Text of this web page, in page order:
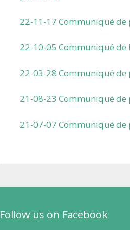
22-11-17 Communiqué de
22-10-05 Communiqué de
22-03-28 Communiqué de
21-08-23 Communiqué de
21-07-07 Communiqué de
Follow us on Facebook